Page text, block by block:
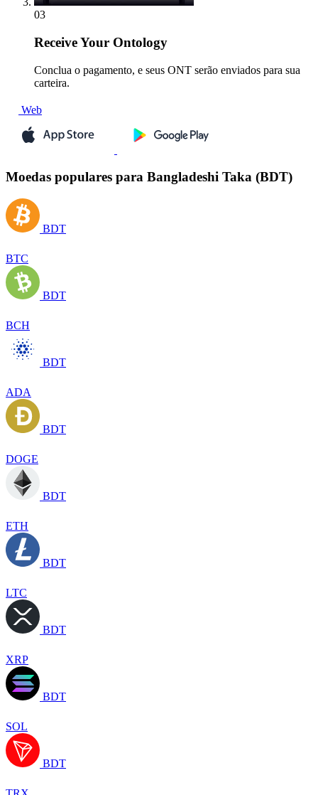
03
ReceiveYour Ontology
Conclua o pagamento, e seus ONT serão enviados para sua
carteira.
Web
Moedas populares para Bangladeshi Taka (BDT)
BDT
BTC
BDT
BCH
BDT
ADA
BDT
DOGE
BDT
ETH
BDT
LTC
BDT
XRP
BDT
SOL
BDT